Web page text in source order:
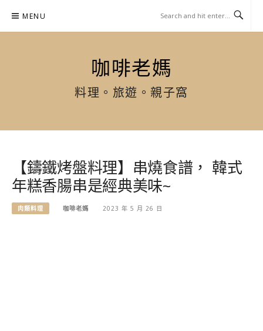
content
MENU
咖啡老媽
料理。旅遊。親子窩
【鑄鐵烤盤料理】串燒食譜， 韓式
年糕香腸串是經典美味~
肉類料理 咖啡老媽 2023 年 5 月 26 日